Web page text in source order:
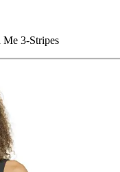
Me 3-Stripes